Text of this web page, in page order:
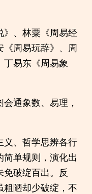
》、林粟《周易经
周易玩辞》、周
丁易东《周易象
通象数、易理，
义、哲学思辨各行
单规则，演化出
破绽百出。反
陋却少破绽，不